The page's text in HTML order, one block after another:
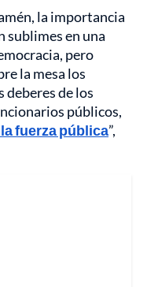
la importancia
sublimes en una
pero
la mesa los
deberes de los
públicos,
fuerza pública”,